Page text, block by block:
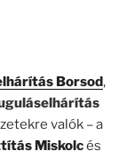
Borsod,
valók – a
Miskolcés